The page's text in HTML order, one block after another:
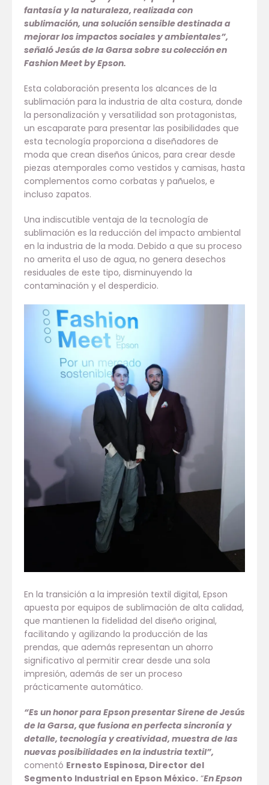
fantasía y la naturaleza, realizada con
sublimación, una solución sensible destinada a
mejorar los impactos sociales y ambientales”,
señalóJesús de la Garsa sobre su colección en
Fashion Meet by Epson.
Esta colaboración presenta los alcances de la
sublimación para la industria de alta costura, donde
la personalización y versatilidad son protagonistas,
un escaparate para presentar las posibilidades que
esta tecnología proporciona a diseñadores de
moda que crean diseños únicos, para crear desde
piezas atemporales como vestidos y camisas, hasta
complementos como corbatas y pañuelos, e
incluso zapatos.
Una indiscutible ventaja de la tecnología de
sublimación es la reducción del impacto ambiental
en la industria de la moda. Debido a que su proceso
no amerita el uso de agua, no genera desechos
residuales de este tipo, disminuyendo la
contaminación y el desperdicio.
En la transición a la impresión textil digital, Epson
apuesta por equipos de sublimación de alta calidad,
que mantienen la fidelidad del diseño original,
facilitando y agilizando la producción de las
prendas, que además representan un ahorro
significativo al permitir crear desde una sola
impresión, además de ser un proceso
prácticamente automático.
“Es un honor para Epson presentar Sirene de Jesús
de la Garsa, que fusiona en perfecta sincronía y
detalle, tecnología y creatividad, muestra de las
nuevas posibilidades en la industria textil”,
comentó Ernesto Espinosa, Director del
Segmento Industrial en Epson México. “En Epson